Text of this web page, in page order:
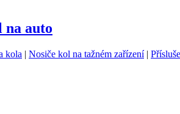
na auto
kola | Nosiče kol na tažném zařízení|